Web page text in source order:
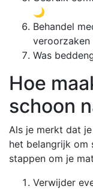
🌙
Behandel
Was
Hoe
schoon
Als je merkt dat
het belangrijk om
stappen om je
Verwijder